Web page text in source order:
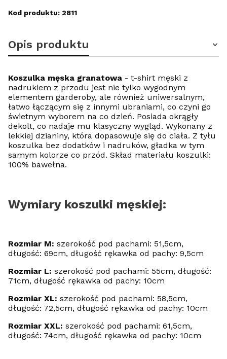
Kod produktu: 2811
Opis produktu
Koszulka męska granatowa - t-shirt męski z
nadrukiem z przodu jest nie tylko wygodnym
elementem garderoby, ale również uniwersalnym,
łatwo łączącym się z innymi ubraniami, co czyni go
świetnym wyborem na co dzień. Posiada okrągły
dekolt, co nadaje mu klasyczny wygląd. Wykonany z
lekkiej dzianiny, która dopasowuje się do ciała. Z tyłu
koszulka bez dodatków i nadruków, gładka w tym
samym kolorze co przód. Skład materiału koszulki:
100% bawełna.
Wymiary koszulki męskiej:
Rozmiar M: szerokość pod pachami: 51,5cm,
długość: 69cm, długość rękawka od pachy: 9,5cm
Rozmiar L: szerokość pod pachami: 55cm, długość:
71cm, długość rękawka od pachy: 10cm
Rozmiar XL: szerokość pod pachami: 58,5cm,
długość: 72,5cm, długość rękawka od pachy: 10cm
Rozmiar XXL: szerokość pod pachami: 61,5cm,
długość: 74cm, długość rękawka od pachy: 10cm